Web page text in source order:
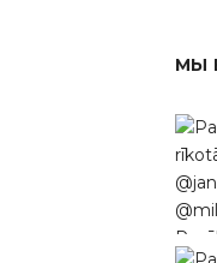
МЫ